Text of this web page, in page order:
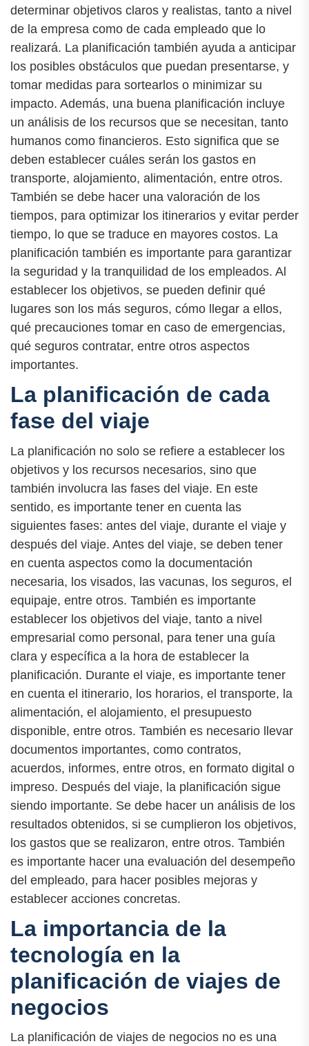
determinar objetivos claros y realistas, tanto a nivel
de la empresa como de cada empleado que lo
realizará. La planificación también ayuda a anticipar
los posibles obstáculos que puedan presentarse, y
tomar medidas para sortearlos o minimizar su
impacto. Además, una buena planificación incluye
un análisis de los recursos que se necesitan, tanto
humanos como financieros. Esto significa que se
deben establecer cuáles serán los gastos en
transporte, alojamiento, alimentación, entre otros.
También se debe hacer una valoración de los
tiempos, para optimizar los itinerarios y evitar perder
tiempo, lo que se traduce en mayores costos. La
planificación también es importante para garantizar
la seguridad y la tranquilidad de los empleados. Al
establecer los objetivos, se pueden definir qué
lugares son los más seguros, cómo llegar a ellos,
qué precauciones tomar en caso de emergencias,
qué seguros contratar, entre otros aspectos
importantes.
La planificación de cada
fase del viaje
La planificación no solo se refiere a establecer los
objetivos y los recursos necesarios, sino que
también involucra las fases del viaje. En este
sentido, es importante tener en cuenta las
siguientes fases: antes del viaje, durante el viaje y
después del viaje. Antes del viaje, se deben tener
en cuenta aspectos como la documentación
necesaria, los visados, las vacunas, los seguros, el
equipaje, entre otros. También es importante
establecer los objetivos del viaje, tanto a nivel
empresarial como personal, para tener una guía
clara y específica a la hora de establecer la
planificación. Durante el viaje, es importante tener
en cuenta el itinerario, los horarios, el transporte, la
alimentación, el alojamiento, el presupuesto
disponible, entre otros. También es necesario llevar
documentos importantes, como contratos,
acuerdos, informes, entre otros, en formato digital o
impreso. Después del viaje, la planificación sigue
siendo importante. Se debe hacer un análisis de los
resultados obtenidos, si se cumplieron los objetivos,
los gastos que se realizaron, entre otros. También
es importante hacer una evaluación del desempeño
del empleado, para hacer posibles mejoras y
establecer acciones concretas.
La importancia de la
tecnología en la
planificación de viajes de
negocios
La planificación de viajes de negocios no es una